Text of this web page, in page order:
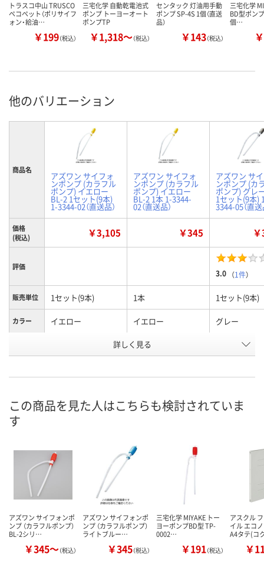
トラスコ中山 TRUSCO
ペコペット（ポリサイフ
ォン・給油…
￥199（税込）
三宅化学 自動乾電池式
ポンプ トーヨーオート
ポンプTP
￥1,318～（税込）
センタック 灯油用手動
ポンプ SP-4S 1個（直送
品）
￥143（税込）
三宅化学
BD型ポン
個…
他のバリエーション
商品名
アズワン サイフォ
ンポンプ (カラフル
ポンプ) イエロー
BL-2 1セット(9本)
1-3344-02（直送品）
アズワン サイフォ
ンポンプ (カラフル
ポンプ) イエロー
BL-2 1本 1-3344-
02（直送品）
アズワン サ
ンポンプ (カ
ポンプ) グレ
1セット(9本)
3344-05（直送
価格
(税込)
￥3,105 ￥345
評価
3.0 （1件）
販売単位 1セット(9本) 1本 1セット(9本)
カラー イエロー イエロー グレー
H861162 JP88867
お届け日 8月21日（金）まで 8月21日（金）まで 8月21日（金）
数量
カゴへ
数量
カゴへ
詳しく見る
この商品を見た人はこちらも検討されていま
す
アズワン サイフォンポ
ンプ （カラフルポンプ）
BL-2シリ…
￥345～（税込）
アズワン サイフォンポ
ンプ （カラフルポンプ）
ライトブルー…
￥345（税込）
三宅化学 MIYAKE トー
ヨーポンプBD型 TP-
0002…
￥191（税込）
アスクル
イル エコ
A4タテ(コ
￥